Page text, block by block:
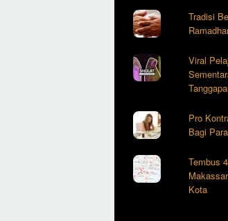
Tradisi
Viral
Pro
Bagi
Tembus
Kota